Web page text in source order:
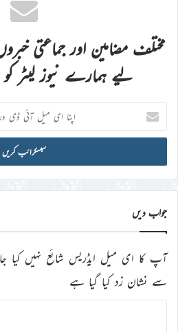
مختلف مضامین اور جماعتی
لیے ہمارے نیوز لیٹر
اپنا
ای
میل
ڈی
درج
کریں
جواب دیں
آپ کا ای میل ایڈریس شائع نہیں کیا
سے نشان زد کیا گیا ہے